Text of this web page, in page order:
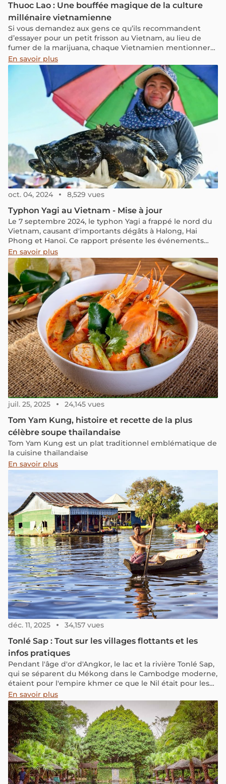
Thuoc Lao : Une bouffée magique de la culture
millénaire vietnamienne
Si vous demandez aux gens ce qu’ils recommandent
d’essayer pour un petit frisson au Vietnam, au lieu de
fumer de la marijuana, chaque Vietnamien mentionnera
en tête de liste le tabac vietnamien ou le "Thuoc Lao".
Vous êtes-vous déjà demandé ce qui compose
exactement ce tabac spécial connu sous le nom de
Thuoc Lao parmi les habitants ?
En savoir plus
oct. 04, 2024 8,529 vues
Typhon Yagi au Vietnam - Mise à jour
Le 7 septembre 2024, le typhon Yagi a frappé le nord du
Vietnam, causant d'importants dégâts à Halong, Hai
Phong et Hanoï. Ce rapport présente les événements
survenus, la situation actuelle des zones touchées, ainsi
que les efforts de réparation et de reprise de la vie locale.
En savoir plus
juil. 25, 2025 24,145 vues
Tom Yam Kung, histoire et recette de la plus
célèbre soupe thaïlandaise
Tom Yam Kung est un plat traditionnel emblématique de
la cuisine thaïlandaise
En savoir plus
déc. 11, 2025 34,157 vues
Tonlé Sap : Tout sur les villages flottants et les
infos pratiques
Pendant l'âge d'or d'Angkor, le lac et la rivière Tonlé Sap,
qui se séparent du Mékong dans le Cambodge moderne,
étaient pour l'empire khmer ce que le Nil était pour les
Égyptiens. Pour en savoir plus sur les choses à voir et à
faire à Tonlé Sap, découvrez notre article ci-dessous.
En savoir plus